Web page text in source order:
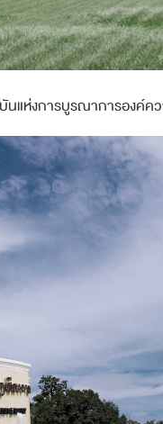
นแห่งการบูรณาการองค์ค